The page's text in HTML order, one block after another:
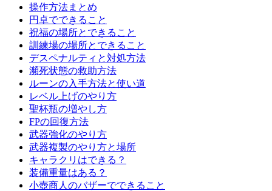
操作方法まとめ
円卓でできること
祝福の場所とできること
訓練場の場所とできること
デスペナルティと対処方法
瀕死状態の救助方法
ルーンの入手方法と使い道
レベル上げのやり方
聖杯瓶の増やし方
FPの回復方法
武器強化のやり方
武器複製のやり方と場所
キャラクリはできる？
装備重量はある？
小壺商人のバザーでできること